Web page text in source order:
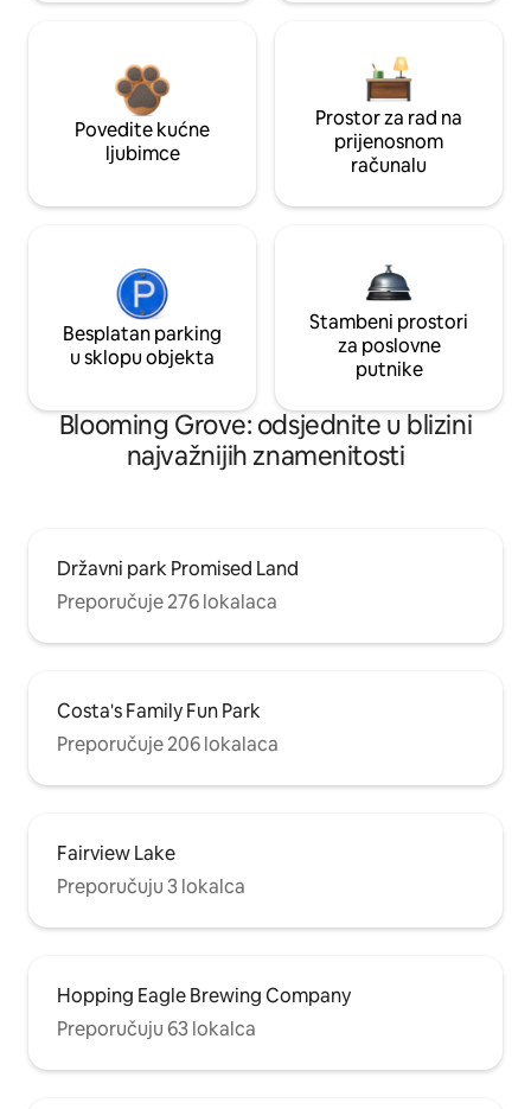
Povedite kućne
ljubimce
Prostor za rad na
prijenosnom
računalu
Besplatan parking
u sklopu objekta
Stambeni prostori
za poslovne
putnike
Blooming Grove: odsjednite u blizini
najvažnijih znamenitosti
Državni park Promised Land
Preporučuje 276 lokalaca
Costa's Family Fun Park
Preporučuje 206 lokalaca
Fairview Lake
Preporučuju 3 lokalca
Hopping Eagle Brewing Company
Preporučuju 63 lokalca